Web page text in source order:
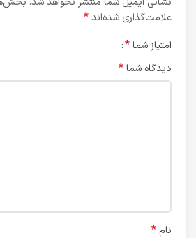
علامت‌گذاری شده‌اند*
امتیاز شما*
دیدگاه شما*
نام *